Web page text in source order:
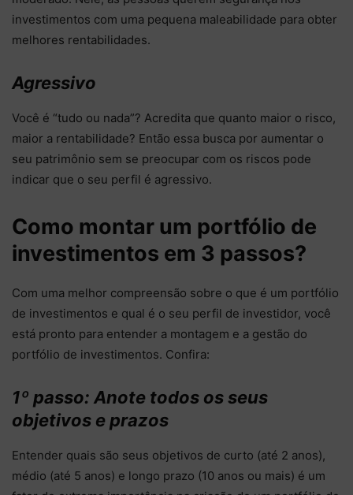
investimentos com uma pequena maleabilidade para obter
melhores rentabilidades.
Agressivo
Você é “tudo ou nada”? Acredita que quanto maior o risco,
maior a rentabilidade? Então essa busca por aumentar o
seu patrimônio sem se preocupar com os riscos pode
indicar que o seu perfil é agressivo.
Como montar um portfólio de
investimentos em 3 passos?
Com uma melhor compreensão sobre o que é um portfólio
de investimentos e qual é o seu perfil de investidor, você
está pronto para entender a montagem e a gestão do
portfólio de investimentos. Confira:
1º passo: Anote todos os seus
objetivos e prazos
Entender quais são seus objetivos de curto (até 2 anos),
médio (até 5 anos) e longo prazo (10 anos ou mais) é um